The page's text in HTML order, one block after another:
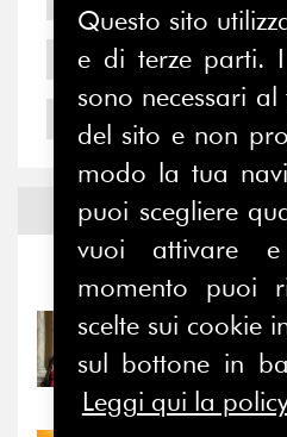
2005
Notizie ed
Notizie
31/07/2026
Prima della
il valore di...
Questo sito
e di terze parti.
sono necessari
del sito e non
modo la tua
puoi scegliere
vuoi attivare
momento puoi
scelte sui cookie
sul bottone in
Leggi qui la